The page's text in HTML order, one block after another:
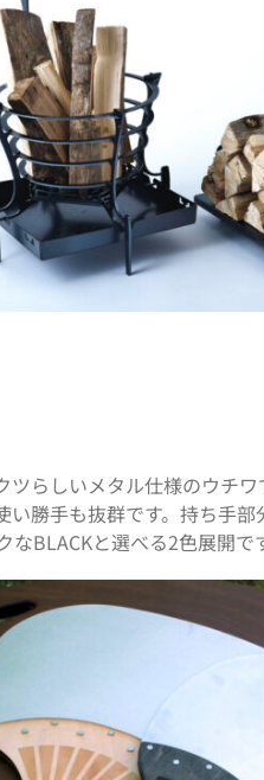
ツらしいメタル仕様のウチ
い勝手も抜群です。持ち手
なBLACKと選べる2色展開で